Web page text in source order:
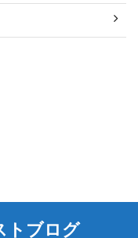
トブログ